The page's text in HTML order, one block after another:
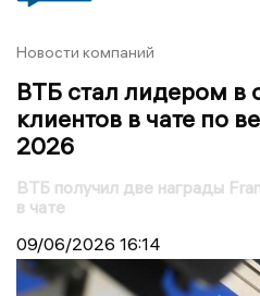
Новости компаний
ВТБ стал лидером в
клиентов в чате по
2026
ВТБ получил две награды
в чате
09/06/2026 16:14